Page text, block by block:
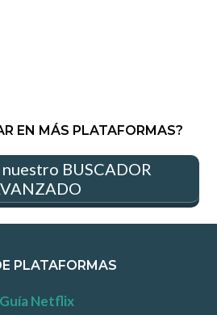
EN MÁS PLATAFORMAS?
BUSCADOR
PLATAFORMAS
Guía Netflix